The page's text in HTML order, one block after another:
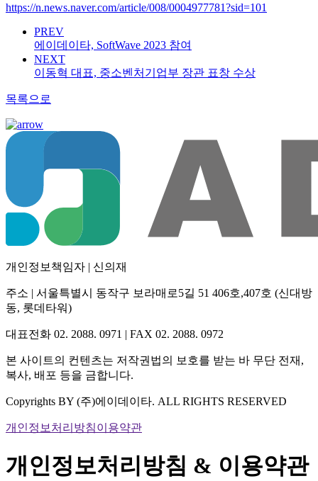
https://n.news.naver.com/article/008/0004977781?sid=101
PREV
에이데이타, SoftWave 2023 참여
NEXT
이동혁 대표, 중소벤처기업부 장관 표창 수상
목록으로
개인정보책임자 | 신의재
주소 | 서울특별시 동작구 보라매로5길 51 406호,407호 (신대방
동, 롯데타워)
대표전화 02. 2088. 0971 | FAX 02. 2088. 0972
본 사이트의 컨텐츠는 저작권법의 보호를 받는 바 무단 전재,
복사, 배포 등을 금합니다.
Copyrights BY (주)에이데이타. ALL RIGHTS RESERVED
개인정보처리방침이용약관
개인정보처리방침 & 이용약관